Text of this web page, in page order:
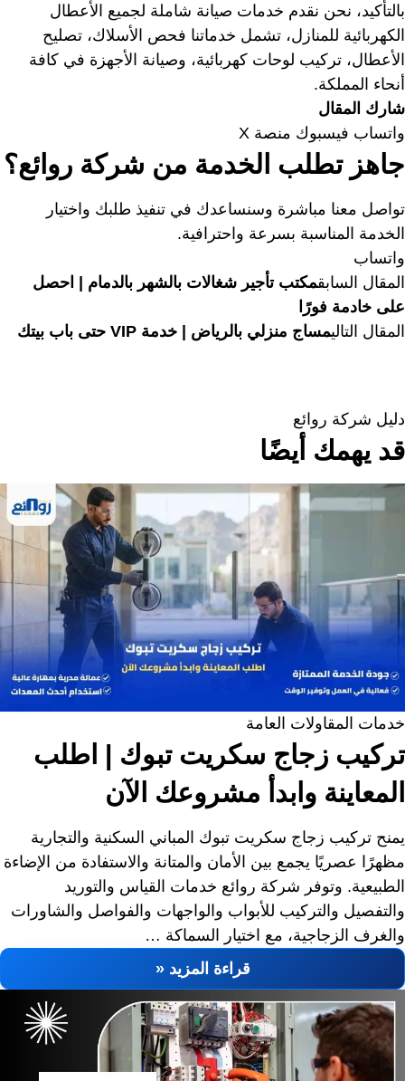
بالتأكيد، نحن نقدم خدمات صيانة شاملة لجميع الأعطال
الكهربائية للمنازل، تشمل خدماتنا فحص الأسلاك، تصليح
الأعطال، تركيب لوحات كهربائية، وصيانة الأجهزة في كافة
أنحاء المملكة.
شارك المقال
واتساب فيسبوك منصة X
جاهز تطلب الخدمة من شركة روائع؟
تواصل معنا مباشرة وسنساعدك في تنفيذ طلبك واختيار
الخدمة المناسبة بسرعة واحترافية.
واتساب
المقال السابقمكتب تأجير شغالات بالشهر بالدمام | احصل
على خادمة فورًا
المقال التاليمساج منزلي بالرياض | خدمة VIP حتى باب بيتك
دليل شركة روائع
قد يهمك أيضًا
خدمات المقاولات العامة
تركيب زجاج سكريت تبوك | اطلب
المعاينة وابدأ مشروعك الآن
يمنح تركيب زجاج سكريت تبوك المباني السكنية والتجارية
مظهرًا عصريًا يجمع بين الأمان والمتانة والاستفادة من الإضاءة
الطبيعية. وتوفر شركة روائع خدمات القياس والتوريد
والتفصيل والتركيب للأبواب والواجهات والفواصل والشاورات
والغرف الزجاجية، مع اختيار السماكة …
قراءة المزيد «